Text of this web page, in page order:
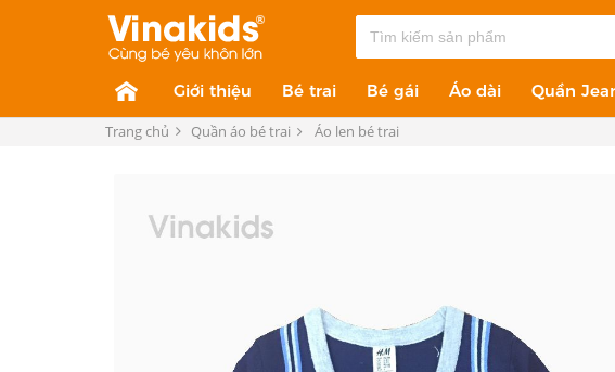
Giới thiệu Bé trai Bé gái Áo dài Quần
Trang chủ Quần áo bé trai Áo len bé trai